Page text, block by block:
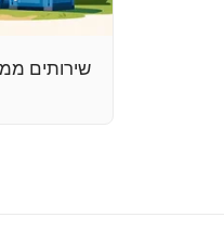
שירותים